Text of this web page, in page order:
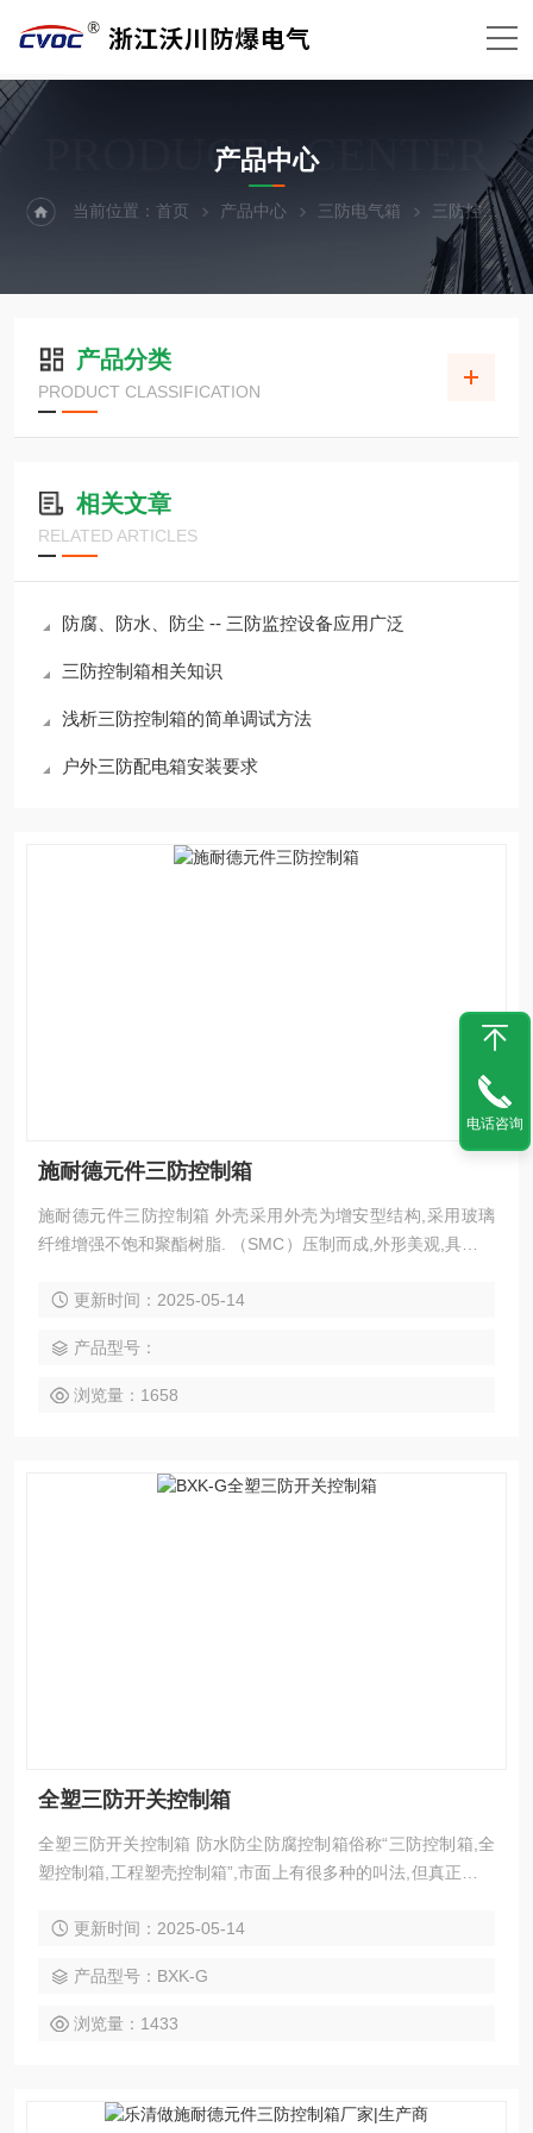
PRODUCTS CENTER
产品中心
当前位置：首页 产品中心 三防电气箱 三防控制箱
产品分类
PRODUCT CLASSIFICATION
相关文章
RELATED ARTICLES
防腐、防水、防尘 -- 三防监控设备应用广泛
三防控制箱相关知识
浅析三防控制箱的简单调试方法
户外三防配电箱安装要求
施耐德元件三防控制箱
施耐德元件三防控制箱 外壳采用外壳为增安型结构,采用玻璃
纤维增强不饱和聚酯树脂. （SMC）压制而成,外形美观,具有耐
较高的防护等级或ZL102铝合金压铸成型，表面高压静电喷
钮、开关、指示灯、电流表等组成多功能，由用户自由选择；
4.内装防爆
更新时间：2025-05-14
产品型号：
浏览量：1658
全塑三防开关控制箱
全塑三防开关控制箱 防水防尘防腐控制箱俗称“三防控制箱,全
塑控制箱,工程塑壳控制箱”,市面上有很多种的叫法,但真正的产
4,BXK8030,BXK8050系列。
更新时间：2025-05-14
产品型号：BXK-G
浏览量：1433
电话咨询